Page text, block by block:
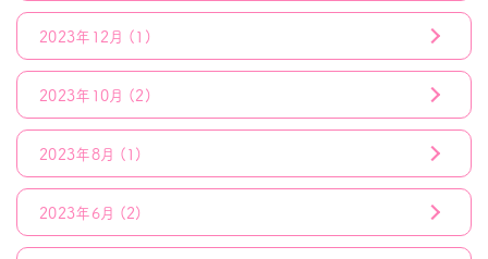
2023年12月 (1)
2023年10月 (2)
2023年8月 (1)
2023年6月 (2)